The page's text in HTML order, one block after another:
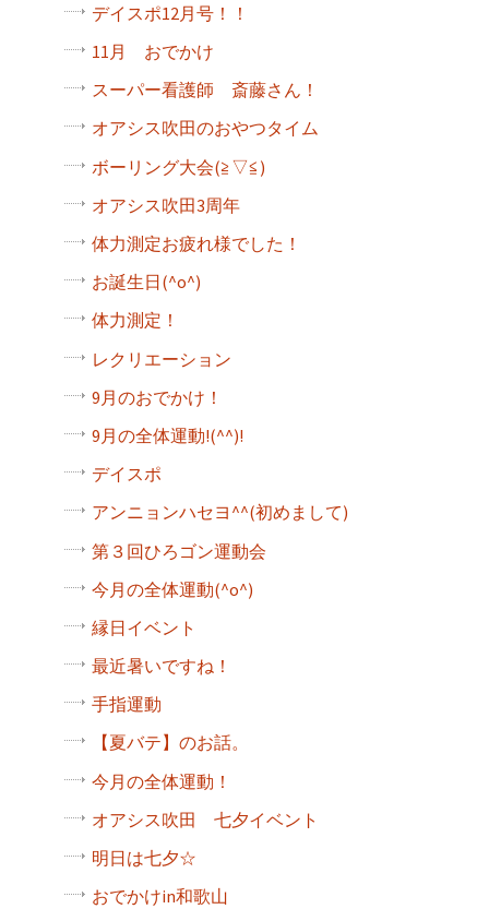
デイスポ12月号！！
11月 おでかけ
スーパー看護師 斎藤さん！
オアシス吹田のおやつタイム
ボーリング大会(≧▽≦)
オアシス吹田3周年
体力測定お疲れ様でした！
お誕生日(^o^)
体力測定！
レクリエーション
9月のおでかけ！
9月の全体運動!(^^)!
デイスポ
アンニョンハセヨ^^(初めまして)
第３回ひろゴン運動会
今月の全体運動(^o^)
縁日イベント
最近暑いですね！
手指運動
【夏バテ】のお話。
今月の全体運動！
オアシス吹田 七夕イベント
明日は七夕☆
おでかけin和歌山